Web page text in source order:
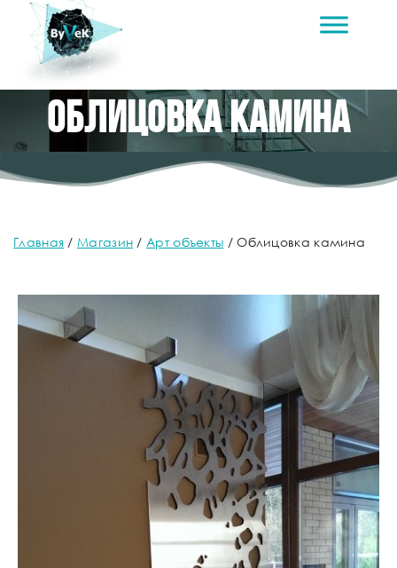
Облицовка камина
Главная /Магазин /Арт объекты /Облицовка камина